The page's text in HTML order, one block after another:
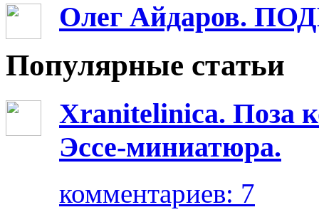
Олег Айдаров.
Популярные статьи
Xranitelinica. Поза
Эссе-миниатюра.
комментариев: 7